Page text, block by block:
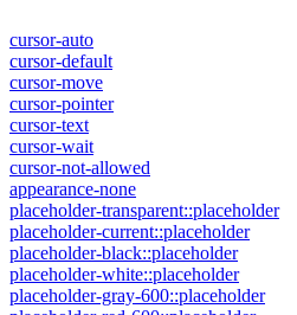
cursor-auto
cursor-default
cursor-move
cursor-pointer
cursor-text
cursor-wait
cursor-not-allowed
appearance-none
placeholder-transparent::placeholder
placeholder-current::placeholder
placeholder-black::placeholder
placeholder-white::placeholder
placeholder-gray-600::placeholder